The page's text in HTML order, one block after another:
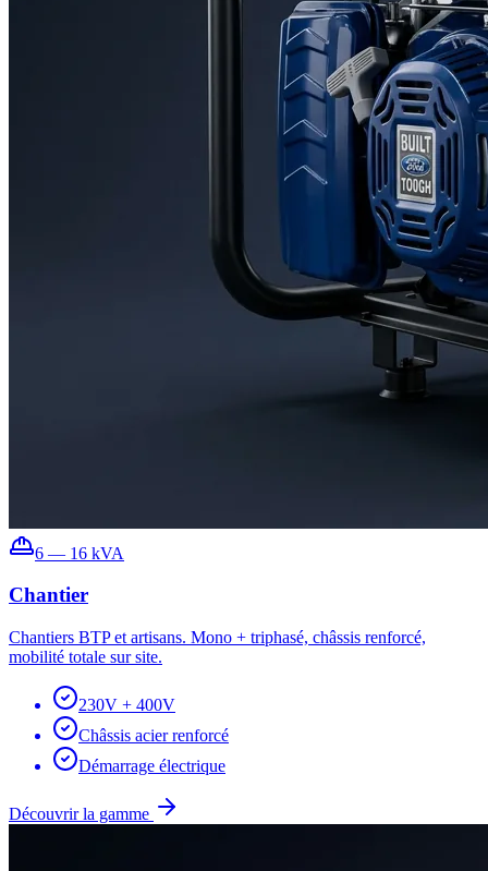
6 — 16 kVA
Chantier
Chantiers BTP et artisans. Mono + triphasé, châssis renforcé,
mobilité totale sur site.
230V + 400V
Châssis acier renforcé
Démarrage électrique
Découvrir la gamme